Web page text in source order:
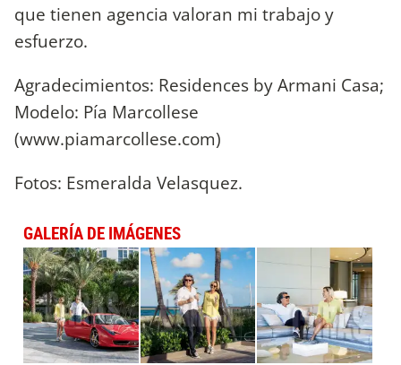
que tienen agencia valoran mi trabajo y
esfuerzo.
Agradecimientos: Residences by Armani Casa;
Modelo: Pía Marcollese
(www.piamarcollese.com)
Fotos: Esmeralda Velasquez.
GALERÍA DE IMÁGENES